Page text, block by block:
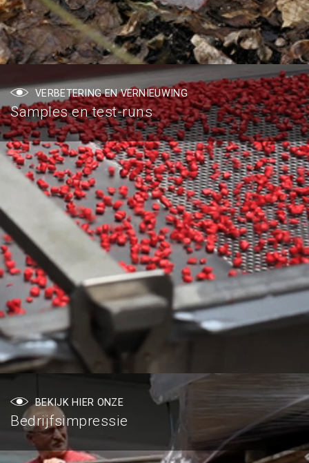
VERBETERING EN VERNIEUWING
Samples en test-runs
BEKIJK HIER ONZE
Bedrijfsimpressie